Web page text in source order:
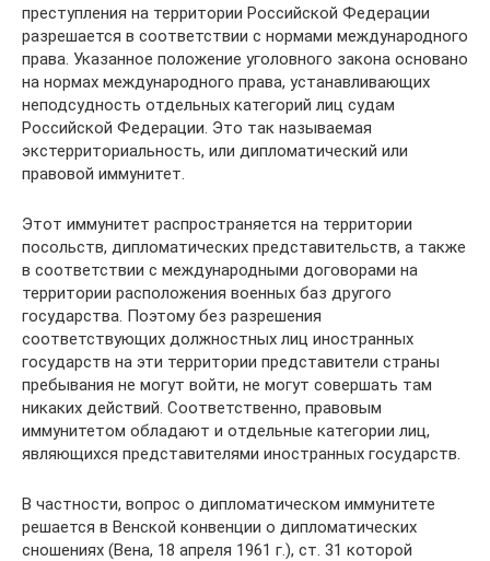
преступления на территории Российской Федерации
разрешается в соответствии с нормами международного
права. Указанное положение уголовного закона основано
на нормах международного права, устанавливающих
неподсудность отдельных категорий лиц судам
Российской Федерации. Это так называемая
экстерриториальность, или дипломатический или
правовой иммунитет.
Этот иммунитет распространяется на территории
посольств, дипломатических представительств, а также
в соответствии с международными договорами на
территории расположения военных баз другого
государства. Поэтому без разрешения
соответствующих должностных лиц иностранных
государств на эти территории представители страны
пребывания не могут войти, не могут совершать там
никаких действий. Соответственно, правовым
иммунитетом обладают и отдельные категории лиц,
являющихся представителями иностранных государств.
В частности, вопрос о дипломатическом иммунитете
решается в Венской конвенции о дипломатических
сношениях (Вена, 18 апреля 1961 г.), ст. 31 которой